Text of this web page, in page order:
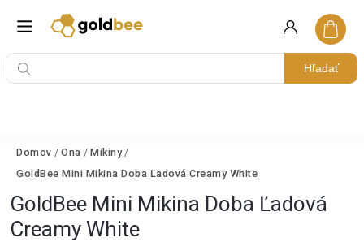
Hľadať
Domov / Ona / Mikiny /
GoldBee Mini Mikina Doba Ľadová Creamy White
GoldBee Mini Mikina Doba Ľadová
Creamy White